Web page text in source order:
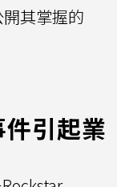
其掌握的
引起業